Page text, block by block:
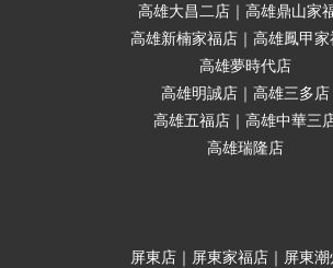
高雄大昌二店｜高雄鼎山家
高雄新楠家福店｜高雄鳳甲
高雄夢時代店
高雄明誠店｜高雄三多店
高雄五福店｜高雄中華三
高雄瑞隆店
屏東店｜屏東家福店｜屏東